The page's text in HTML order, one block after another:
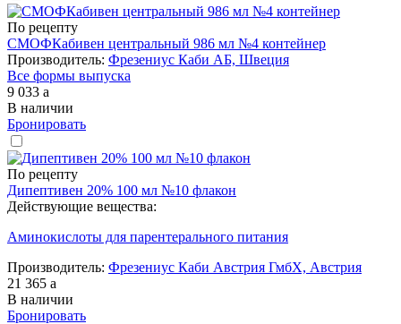
По рецепту
СМОФКабивен центральный 986 мл №4 контейнер
Производитель: Фрезениус Каби АБ, Швеция
Все формы выпуска
9 033 a
В наличии
Бронировать
По рецепту
Дипептивен 20% 100 мл №10 флакон
Действующие вещества:
Аминокислоты для парентерального питания
Производитель: Фрезениус Каби Австрия ГмбХ, Австрия
21 365 a
В наличии
Бронировать